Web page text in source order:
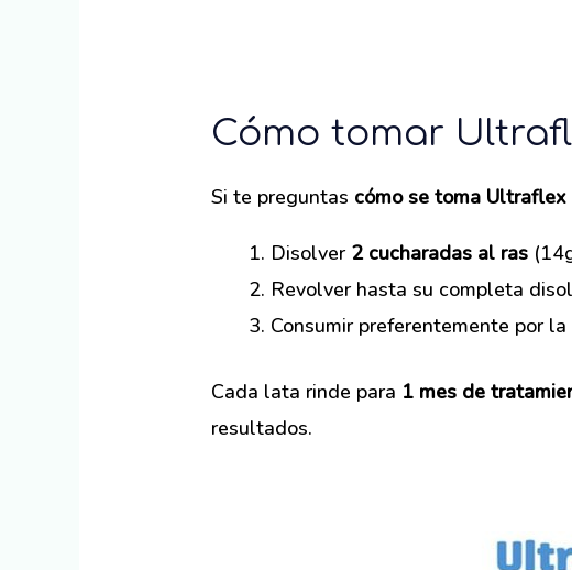
Cómo tomar
Si te preguntas cómo se toma Ultraflex
Disolver 2 cucharadas al ras
Revolver hasta su completa
Consumir preferentemente por la
Cada lata rinde para 1 mes de
resultados.